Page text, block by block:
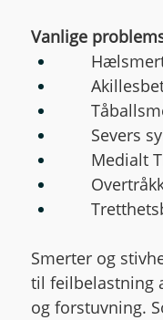
Vanlige
Smerter og
til feilbelastning
og forstuvning.